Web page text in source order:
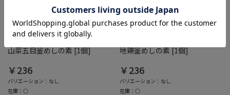
綿半ホームエイド
山菜五目釜めしの素 [1個]
￥236
バリエーション：なし
在庫：○
地鶏釜めしの素 [1個]
￥236
バリエーション：なし
在庫：○